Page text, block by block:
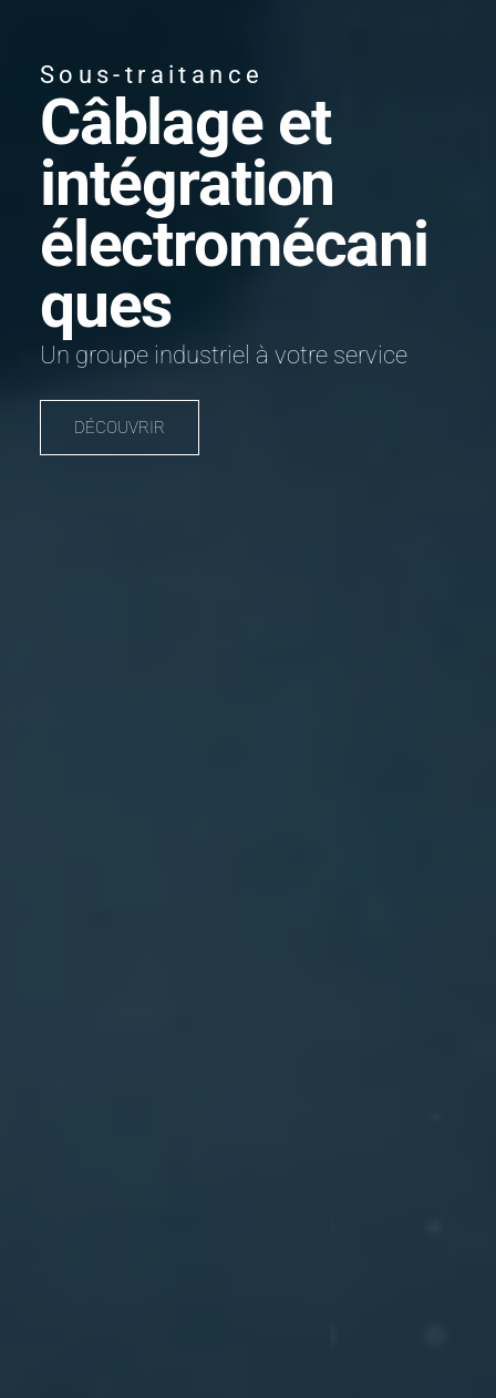
Sous-traitance
Câblage et
intégration
électromécani
ques
Un groupe industriel à votre service
DÉCOUVRIR